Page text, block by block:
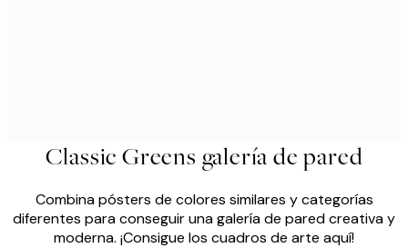
Classic Greens galería de pared
Combina pósters de colores similares y categorías
diferentes para conseguir una galería de pared creativa y
moderna. ¡Consigue los cuadros de arte aquí!